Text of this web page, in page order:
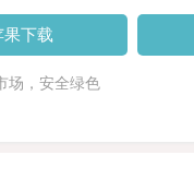
果下载
场，安全绿色